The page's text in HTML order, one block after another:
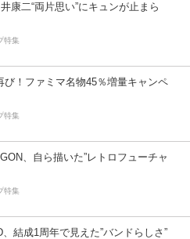
康二“両片思い”にキュンが止まら
特集
び！ファミマ名物45％増量キャンペ
特集
、自ら描いた”レトロフューチャ
特集
結成1周年で見えた”バンドらしさ”